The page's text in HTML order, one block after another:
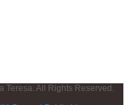
Teresa. All Rights Reserved.